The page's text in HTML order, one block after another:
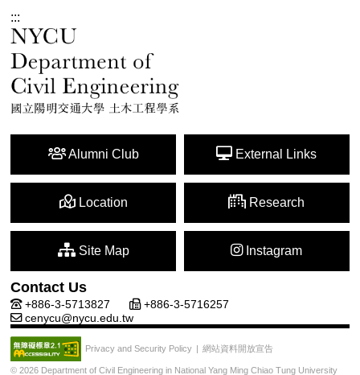
:::
Alumni Club External Links
Location Research
Site Map Instagram
Contact Us
+886-3-5713827
+886-3-5716257
cenycu@nycu.edu.tw
Privacy and Security Policy 網站資料開放宣告
© 2026 Department of Civil Engineering in National Yang Ming Chiao Tung University